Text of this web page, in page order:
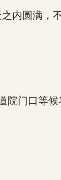
内圆满，
门口等候